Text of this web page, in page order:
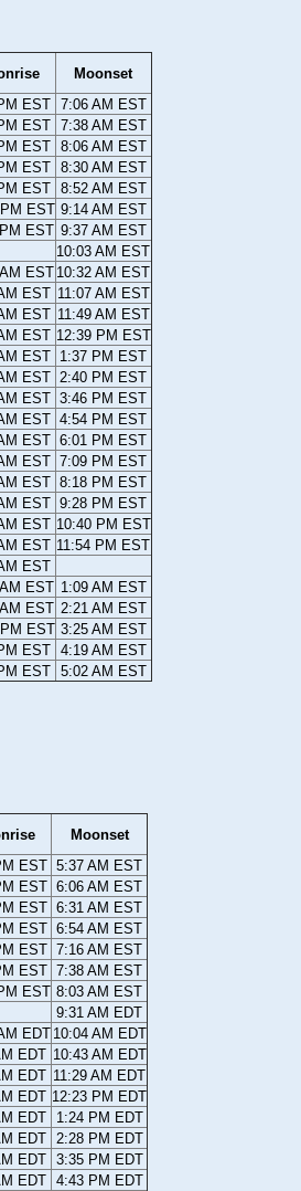
Moonset
EST 7:06 AM EST
EST 7:38 AM EST
EST 8:06 AM EST
EST 8:30 AM EST
EST 8:52 AM EST
EST 9:14 AM EST
EST 9:37 AM EST
10:03 AM EST
EST10:32 AM EST
EST 11:07 AM EST
EST 11:49 AM EST
EST 12:39 PM EST
EST
1:37 PM EST
EST
2:40 PM EST
EST 3:46 PM EST
EST 4:54 PM EST
EST 6:01 PM EST
EST 7:09 PM EST
EST 8:18 PM EST
EST 9:28 PM EST
EST 10:40 PM EST
EST 11:54 PM EST
EST
EST 1:09 AM EST
EST 2:21 AM EST
EST 3:25 AM EST
EST 4:19 AM EST
EST 5:02 AM EST
Moonset
EST 5:37 AM EST
EST 6:06 AM EST
EST 6:31 AM EST
EST 6:54 AM EST
EST 7:16 AM EST
EST 7:38 AM EST
EST 8:03 AM EST
9:31 AM EDT
EDT 10:04 AM EDT
EDT 10:43 AM EDT
EDT 11:29 AM EDT
EDT 12:23 PM EDT
EDT
1:24 PM EDT
EDT
2:28 PM EDT
EDT
3:35 PM EDT
EDT
4:43 PM EDT